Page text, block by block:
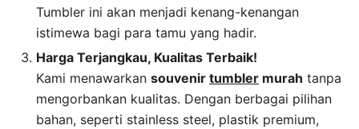
Tumbler ini akan menjadi kenang-kenangan
istimewa bagi para tamu yang hadir.
Harga Terjangkau, Kualitas Terbaik!
Kami menawarkan souvenir tumbler murah tanpa
mengorbankan kualitas. Dengan berbagai pilihan
bahan, seperti stainless steel, plastik premium,